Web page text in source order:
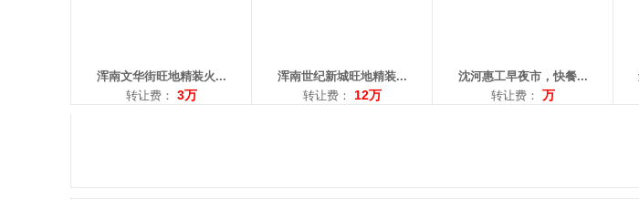
浑南文华街旺地精装火...
转让费： 3万
浑南世纪新城旺地精装...
转让费：
12万
沈河惠工早夜市，快餐...
转让费： 万